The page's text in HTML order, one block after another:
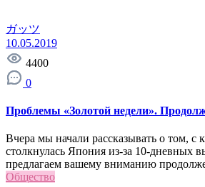
ガッツ
10.05.2019
4400
0
Проблемы «Золотой недели».
Вчера мы начали рассказывать о том, с
столкнулась Япония из-за 10-дневных
предлагаем вашему вниманию
Общество